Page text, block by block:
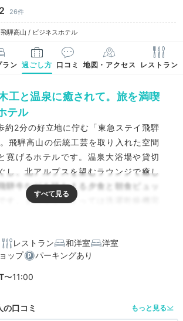
26件
騨高山 / ビジネスホテル
ラン 過ごし方 口コミ 地図・アクセス レストラン
工と温泉に癒されて。旅を満喫
テル
約2分の好立地に佇む「東急ステイ飛騨
飛騨高山の伝統工芸を取り入れた空間
寛げるホテルです。温泉大浴場や貸切
し、北アルプスを望むラウンジで癒し
騨牛などを味わえる夕食と朝食ビュッ
す。また客室によっては洗濯乾燥機完
レストラン 和洋室
洋室
ップ
パーキングあり
〜11:00
口コミ もっと見る